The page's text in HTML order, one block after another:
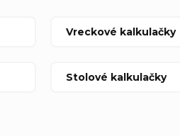
Vreckové kalkulačky
Stolové kalkulačky